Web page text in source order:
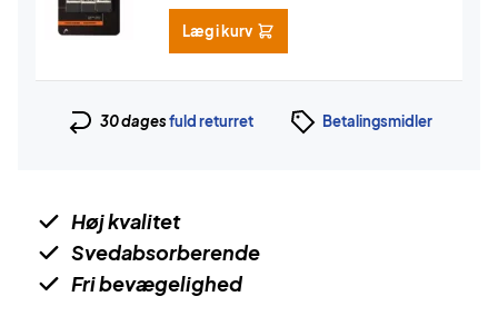
Læg i kurv
30 dagesfuld returret Betalingsmidler
Høj kvalitet
Svedabsorberende
Fri bevægelighed